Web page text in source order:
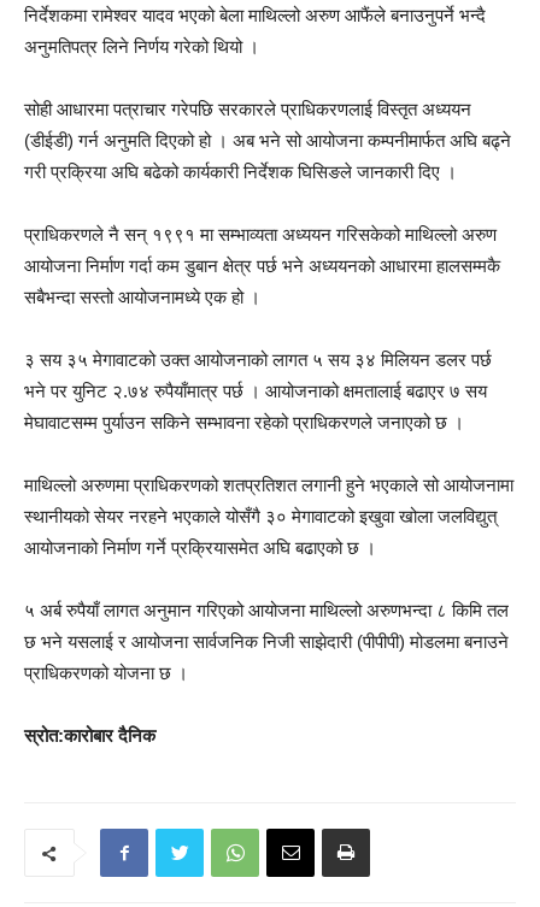
निर्देशकमा रामेश्वर यादव भएको बेला माथिल्लो अरुण आफैंले बनाउनुपर्ने भन्दै
अनुमतिपत्र लिने निर्णय गरेको थियो ।
सोही आधारमा पत्राचार गरेपछि सरकारले प्राधिकरणलाई विस्तृत अध्ययन
(डीईडी) गर्न अनुमति दिएको हो । अब भने सो आयोजना कम्पनीमार्फत अघि बढ्ने
गरी प्रक्रिया अघि बढेको कार्यकारी निर्देशक घिसिङले जानकारी दिए ।
प्राधिकरणले नै सन् १९९१ मा सम्भाव्यता अध्ययन गरिसकेको माथिल्लो अरुण
आयोजना निर्माण गर्दा कम डुबान क्षेत्र पर्छ भने अध्ययनको आधारमा हालसम्मकै
सबैभन्दा सस्तो आयोजनामध्ये एक हो ।
३ सय ३५ मेगावाटको उक्त आयोजनाको लागत ५ सय ३४ मिलियन डलर पर्छ
भने पर युनिट २.७४ रुपैयाँमात्र पर्छ । आयोजनाको क्षमतालाई बढाएर ७ सय
मेघावाटसम्म पुर्याउन सकिने सम्भावना रहेको प्राधिकरणले जनाएको छ ।
माथिल्लो अरुणमा प्राधिकरणको शतप्रतिशत लगानी हुने भएकाले सो आयोजनामा
स्थानीयको सेयर नरहने भएकाले योसँगै ३० मेगावाटको इखुवा खोला जलविद्युत्
आयोजनाको निर्माण गर्ने प्रक्रियासमेत अघि बढाएको छ ।
५ अर्ब रुपैयाँ लागत अनुमान गरिएको आयोजना माथिल्लो अरुणभन्दा ८ किमि तल
छ भने यसलाई र आयोजना सार्वजनिक निजी साझेदारी (पीपीपी) मोडलमा बनाउने
प्राधिकरणको योजना छ ।
स्रोत:कारोबार दैनिक